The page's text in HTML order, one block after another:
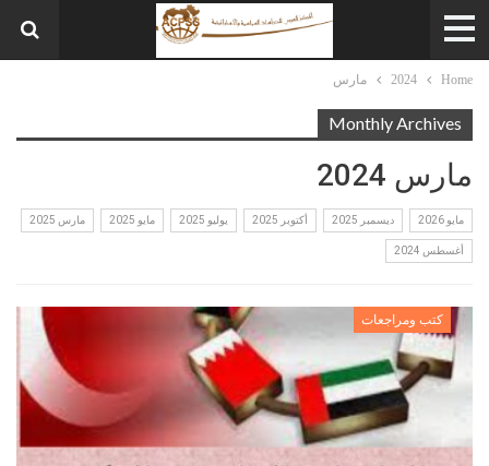
Home
2024 مارس
Monthly Archives
مارس 2024
مايو 2026 ديسمبر 2025 أكتوبر 2025 يوليو 2025 مايو 2025 مارس 2025
أغسطس 2024
كتب ومراجعات